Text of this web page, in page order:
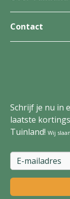
Contact
Schrijf je nu in
laatste
Tuinland! Wij